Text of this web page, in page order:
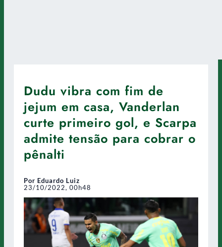
Dudu vibra com fim de
jejum em casa, Vanderlan
curte primeiro gol, e Scarpa
admite tensão para cobrar o
pênalti
Por Eduardo Luiz
23/10/2022, 00h48